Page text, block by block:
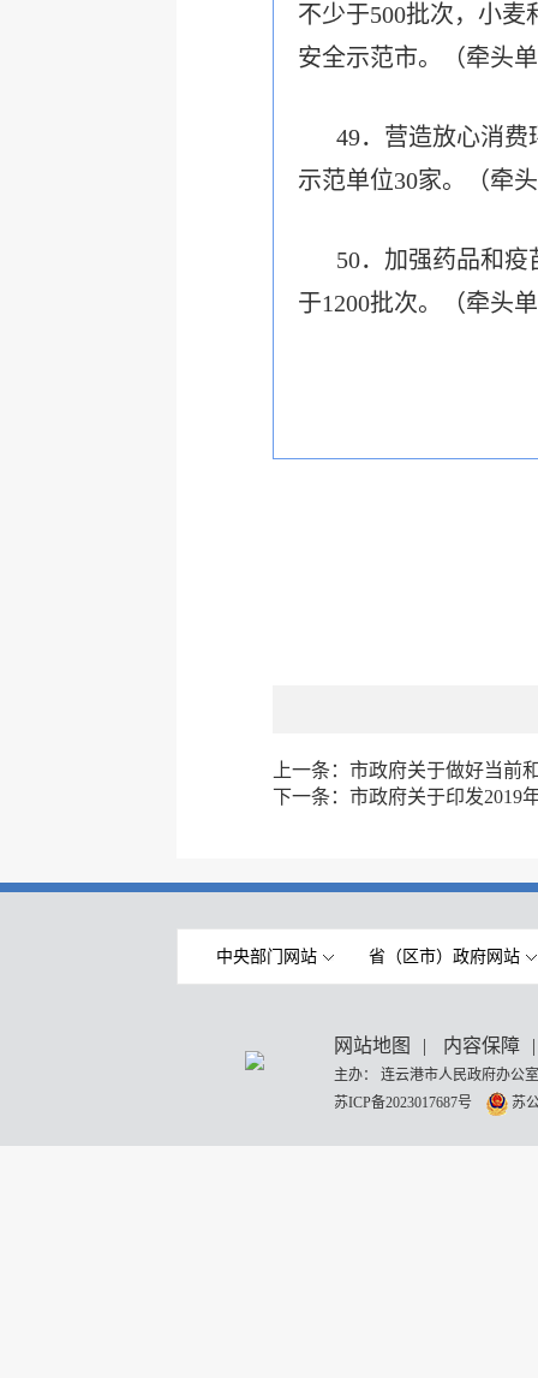
不少于500批次，小
安全示范市。（牵头
49．营造放心消
示范单位30家。（牵
50．加强药品和
于1200批次。（牵头
上一条： 市政府关于做好当前
下一条： 市政府关于印发2019
中央部门网站 省（区市）政府网站
网站地图 | 内容保障 |
主办： 连云港市人民政府办
苏ICP备2023017687号
苏